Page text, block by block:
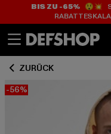
BIS ZU -65%😲💥
ZURÜCK
-56%